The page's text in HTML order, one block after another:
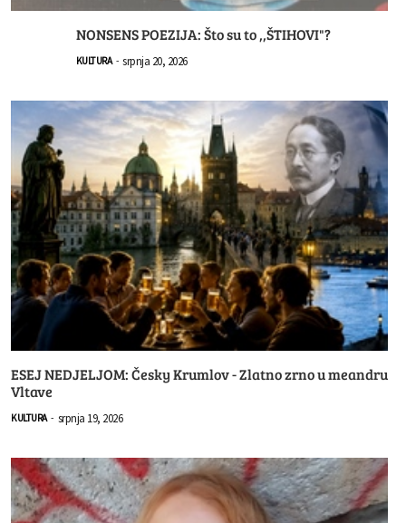
NONSENS POEZIJA: Što su to ,,ŠTIHOVI"?
KULTURA - srpnja 20, 2026
ESEJ NEDJELJOM: Česky Krumlov - Zlatno zrno u meandru
Vltave
KULTURA - srpnja 19, 2026